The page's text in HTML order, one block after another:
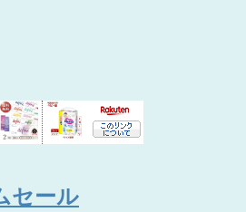
セール